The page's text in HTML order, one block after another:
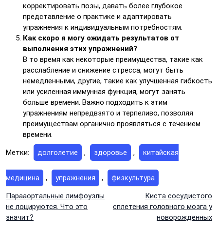
корректировать позы, давать более глубокое
представление о практике и адаптировать
упражнения к индивидуальным потребностям.
Как скоро я могу ожидать результатов от
выполнения этих упражнений?
В то время как некоторые преимущества, такие как
расслабление и снижение стресса, могут быть
немедленными, другие, такие как улучшенная гибкость
или усиленная иммунная функция, могут занять
больше времени. Важно подходить к этим
упражнениям непредвзято и терпеливо, позволяя
преимуществам органично проявляться с течением
времени.
Метки: долголетие , здоровье , китайская
медицина , упражнения , физкультура
Навигация
по
Парааортальные лимфоузлы
не лоцируются. Что это
значит?
Киста сосудистого
сплетения головного мозга у
новорожденных